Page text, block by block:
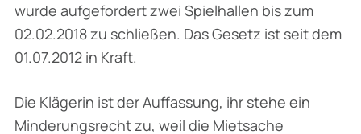
wurde aufgefordert zwei Spielhallen bis zum
02.02.2018 zu schließen. Das Gesetz ist seit dem
01.07.2012 in Kraft.
Die Klägerin ist der Auffassung, ihr stehe ein
Minderungsrecht zu, weil die Mietsache